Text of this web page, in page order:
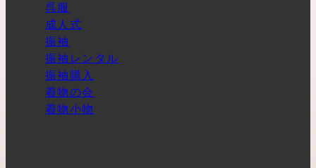
呉服
成人式
振袖
振袖レンタル
振袖購入
着物の会
着物小物